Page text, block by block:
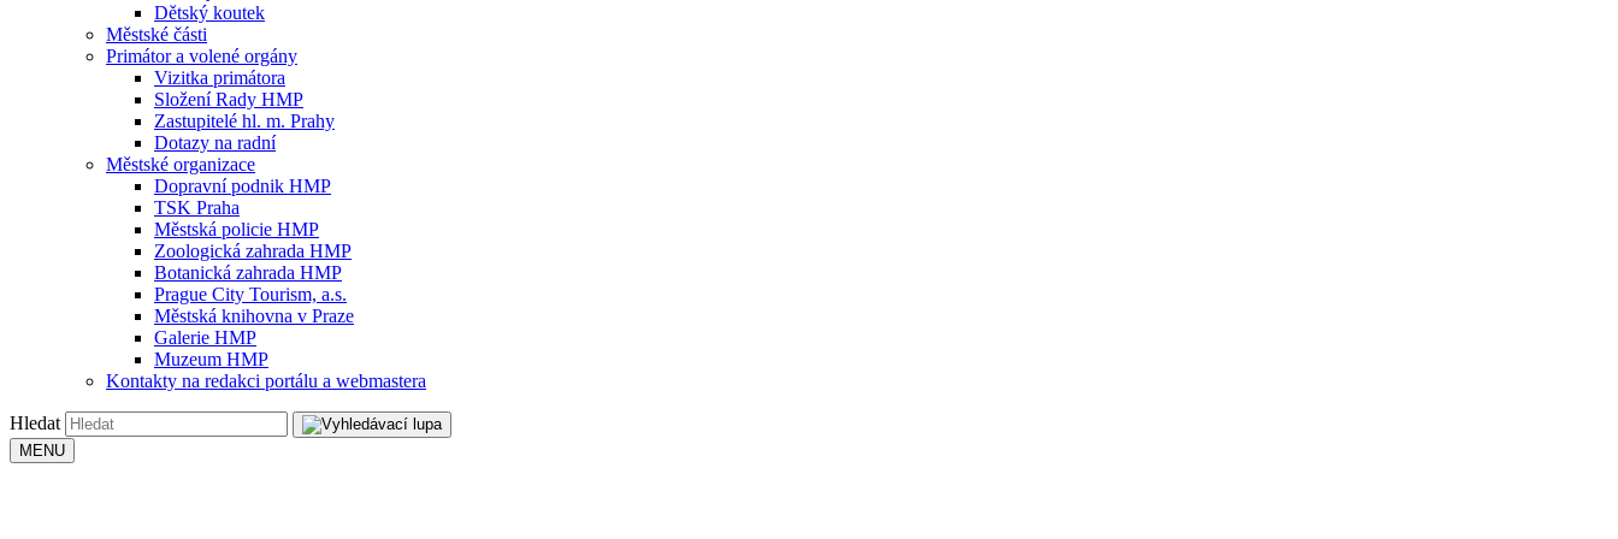
Dětský koutek
Městské části
Primátor a volené orgány
Vizitka primátora
Složení Rady HMP
Zastupitelé hl. m. Prahy
Dotazy na radní
Městské organizace
Dopravní podnik HMP
TSK Praha
Městská policie HMP
Zoologická zahrada HMP
Botanická zahrada HMP
Prague City Tourism, a.s.
Městská knihovna v Praze
Galerie HMP
Muzeum HMP
Kontakty na redakci portálu a webmastera
Hledat
MENU